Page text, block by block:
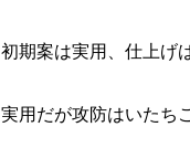
初期案は実用、仕上げ
実用だが攻防はいたち